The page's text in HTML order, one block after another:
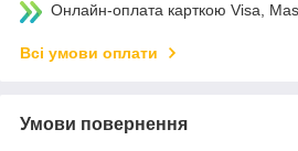
Онлайн-оплата карткою Visa,
Всі умови оплати
Умови повернення